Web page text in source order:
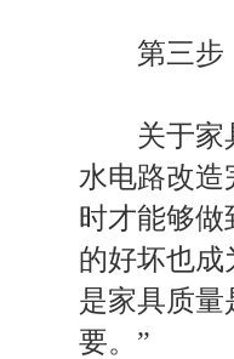
第三步：
关于家具
水电路改
时才能够
的好坏也成
是家具质
要。”